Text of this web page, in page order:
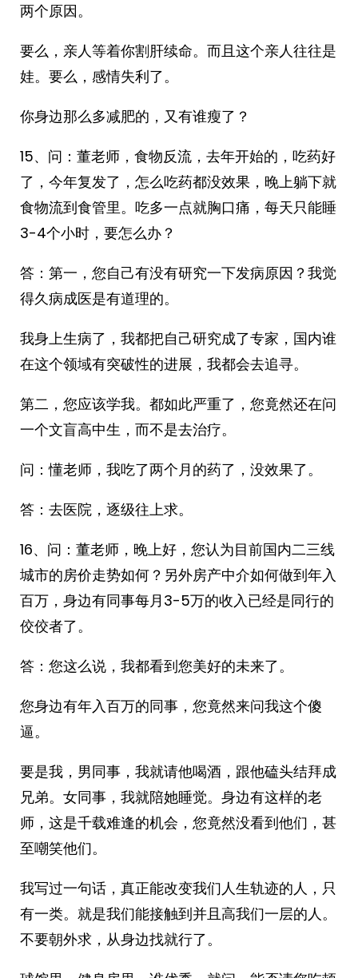
两个原因。
要么，亲人等着你割肝续命。而且这个亲人往往是
娃。要么，感情失利了。
你身边那么多减肥的，又有谁瘦了？
15、问：董老师，食物反流，去年开始的，吃药好
了，今年复发了，怎么吃药都没效果，晚上躺下就
食物流到食管里。吃多一点就胸口痛，每天只能睡
3-4个小时，要怎么办？
答：第一，您自己有没有研究一下发病原因？我觉
得久病成医是有道理的。
我身上生病了，我都把自己研究成了专家，国内谁
在这个领域有突破性的进展，我都会去追寻。
第二，您应该学我。都如此严重了，您竟然还在问
一个文盲高中生，而不是去治疗。
问：懂老师，我吃了两个月的药了，没效果了。
答：去医院，逐级往上求。
16、问：董老师，晚上好，您认为目前国内二三线
城市的房价走势如何？另外房产中介如何做到年入
百万，身边有同事每月3-5万的收入已经是同行的
佼佼者了。
答：您这么说，我都看到您美好的未来了。
您身边有年入百万的同事，您竟然来问我这个傻
逼。
要是我，男同事，我就请他喝酒，跟他磕头结拜成
兄弟。女同事，我就陪她睡觉。身边有这样的老
师，这是千载难逢的机会，您竟然没看到他们，甚
至嘲笑他们。
我写过一句话，真正能改变我们人生轨迹的人，只
有一类。就是我们能接触到并且高我们一层的人。
不要朝外求，从身边找就行了。